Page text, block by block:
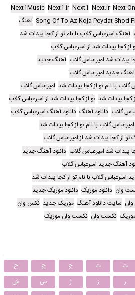
Next
Next.ir
Next1
Next1.ir
Next1Music
Song Of To Az Koja Peydat Shod آهنگ
آهنگ امیرعباس گلاب با نام تو از کجا پیدات شد
کجا پیدات شد از امیرعباس گلاب
پیدات شد امیرعباس گلاب آهنگ جدید
آهنگ جدید امیرعباس گلاب
با نام تو از کجا پیدات شد امیرعباس گلاب
کجا پیدات شد تو از کجا پیدات شد از امیرعباس گلاب
گلاب دانلود آهنگ دانلود آهنگ امیرعباس گلاب
گلاب با نام تو از کجا پیدات شد
تو از کجا پیدات شد از امیرعباس گلاب
پیدات شد امیرعباس گلاب دانلود آهنگ جدید
آهنگ جدید امیرعباس گلاب
امیرعباس گلاب با نام تو از کجا پیدات شد
وان دانلود موزیک دانلود موزیک جدید
سایت دانلود آهنگ موزیک جدید نکس وان
نکست وان نکست وان موزیک
ت ث ج چ
ح
ر ز ژ س
ش